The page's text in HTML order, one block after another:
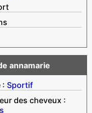
annamarie
: Sportif
des cheveux :